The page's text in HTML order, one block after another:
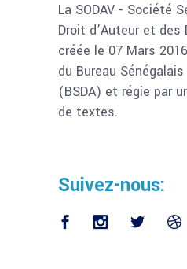
La SODAV - Société
Droit d’Auteur et des
créée le 07 Mars
du Bureau
(BSDA) et régie par
de textes.
Suivez-nous: